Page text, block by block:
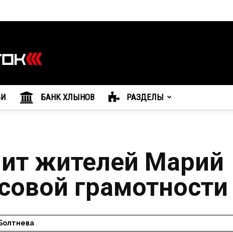
БАНК ХЛЫНОВ РАЗДЕЛЫ
жителей Марий
грамотности